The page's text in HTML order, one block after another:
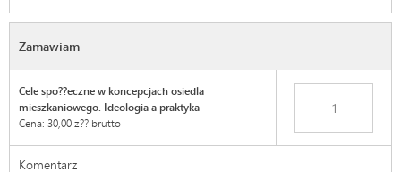
Zamawiam
Cele spo??eczne w koncepcjach osiedla
mieszkaniowego. Ideologia a praktyka
Cena: 30,00 z?? brutto